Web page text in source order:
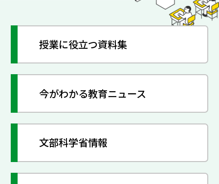
授業に役立つ資料集
今がわかる教育ニュース
文部科学省情報